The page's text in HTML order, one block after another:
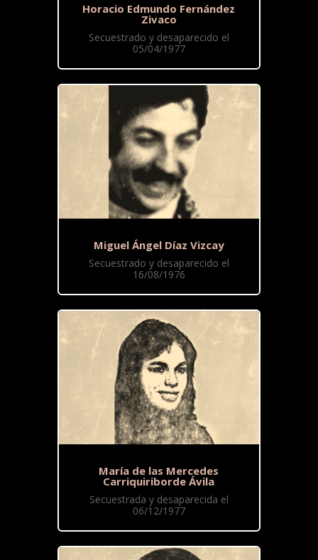
Horacio Edmundo Fernández
Zivaco
Secuestrado y desaparecido el
05/04/1977
Miguel Ángel Díaz Vizcay
Secuestrado y desaparecido el
16/08/1976
María de las Mercedes
Carriquiriborde Ávila
Secuestrada y desaparecida el
06/12/1977